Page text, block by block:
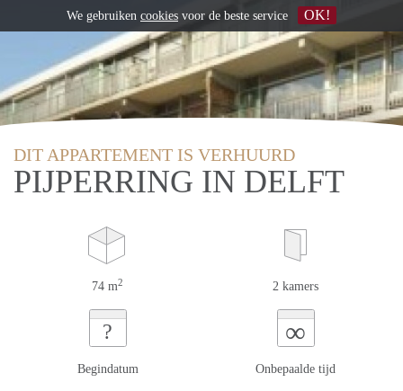
DIT APPARTEMENT IS VERHUURD
PIJPERRING IN DELFT
74 m2 2 kamers
?
Begindatum
∞
Onbepaalde tijd
We gebruiken cookies voor de beste service OK!